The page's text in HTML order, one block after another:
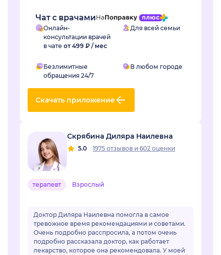
Чат с врачами
Онлайн-
консультации врачей
в чате от 499 ₽ / мес
Для всей семьи
Безлимитные
обращения 24/7
В любом городе
Скачать приложение
Скрябина Диляра Наилевна
5.0 1975 отзывов и 602 оценки
терапевт Взрослый
Доктор Диляра Наилевна помогла в самое
тревожное время рекомендациями и советами.
Очень подробно расспросила, а потом очень
подробно рассказала доктор, как работает
лекарство, которое она рекомендовала. У моей